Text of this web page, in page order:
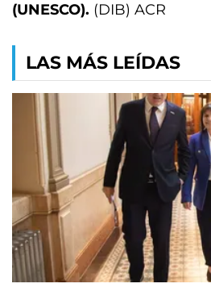
(UNESCO). (DIB) ACR
LAS MÁS LEÍDAS